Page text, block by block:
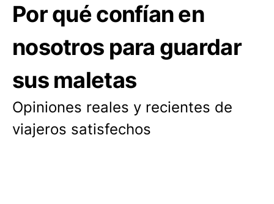
Por qué confían en
nosotros para guardar
sus maletas
Opiniones reales y recientes de
viajeros satisfechos